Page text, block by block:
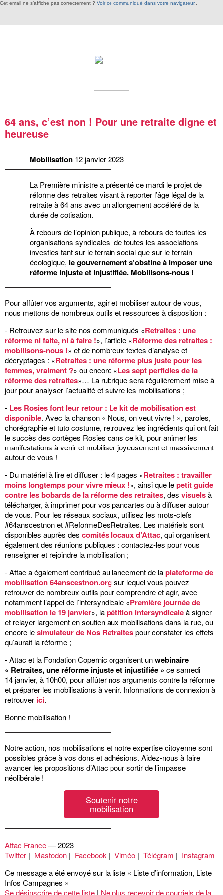
Cet email ne s’affiche pas correctement ? Voir ce communiqué dans votre navigateur.
64 ans, c’est non ! Pour une retraite digne et
heureuse
Mobilisation 12 janvier 2023
La Première ministre a présenté ce mardi le projet de
réforme des retraites visant à reporter l’âge légal de la
retraite à 64 ans avec un allongement accéléré de la
durée de cotisation.
À rebours de l’opinion publique, à rebours de toutes les
organisations syndicales, de toutes les associations
investies tant sur le terrain social que sur le terrain
écologique, le gouvernement s’obstine à imposer une
réforme injuste et injustifiée. Mobilisons-nous !
Pour affûter vos arguments, agir et mobiliser autour de vous,
nous mettons de nombreux outils et ressources à disposition :
- Retrouvez sur le site nos communiqués «Retraites : une
réforme ni faite, ni à faire !», l’article «Réforme des retraites :
mobilisons-nous !» et de nombreux textes d’analyse et
décryptages : «Retraites : une réforme plus juste pour les
femmes, vraiment ?» ou encore «Les sept perfidies de la
réforme des retraites»… La rubrique sera régulièrement mise à
jour pour analyser l’actualité et suivre les mobilisations ;
- Les Rosies font leur retour : Le kit de mobilisation est
disponible. Avec la chanson « Nous, on veut vivre ! », paroles,
chorégraphie et tuto costume, retrouvez les ingrédients qui ont fait
le succès des cortèges Rosies dans ce kit, pour animer les
manifestations à venir et mobiliser joyeusement et massivement
autour de vous !
- Du matériel à lire et diffuser : le 4 pages «Retraites : travailler
moins longtemps pour vivre mieux !», ainsi que lepetit guide
contre les bobards de la réforme des retraites, des visuelsà
télécharger, à imprimer pour vos pancartes ou à diffuser autour
de vous. Pour les réseaux sociaux, utilisez les mots-clefs
#64anscestnon et #ReformeDesRetraites. Les matériels sont
disponibles auprès des comités locaux d’Attac, qui organisent
également des réunions publiques : contactez-les pour vous
renseigner et rejoindre la mobilisation ;
- Attac a également contribué au lancement de laplateforme de
mobilisation 64anscestnon.orgsur lequel vous pouvez
retrouver de nombreux outils pour comprendre et agir, avec
notamment l’appel de l’intersyndicale «Première journée de
mobilisation le 19 janvier», lapétition intersyndicaleà signer
et relayer largement en soutien aux mobilisations dans la rue, ou
encore lesimulateur de Nos Retraitespour constater les effets
qu’aurait la réforme ;
- Attac et la Fondation Copernic organisent unwebinaire
« Retraites, une réforme injuste et injustifiée » ce samedi
14 janvier, à 10h00, pour affûter nos arguments contre la réforme
et préparer les mobilisations à venir. Informations de connexion à
retrouver ici.
Bonne mobilisation !
Notre action, nos mobilisations et notre expertise citoyenne sont
possibles grâce à vos dons et adhésions. Aidez-nous à faire
avancer les propositions d’Attac pour sortir de l’impasse
néolibérale !
Soutenir notre
mobilisation
Attac France— 2023
Twitter | Mastodon | Facebook | Viméo | Télégram | Instagram
Ce message a été envoyé sur la liste « Liste d’information, Liste
Infos Campagnes »
Se désinscrire de cette liste | Ne plus recevoir de courriels de la